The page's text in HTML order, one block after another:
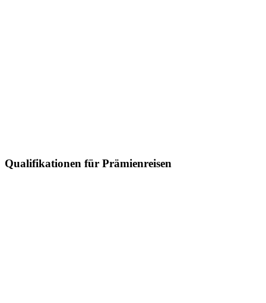
Qualifikationen für Prämienreisen